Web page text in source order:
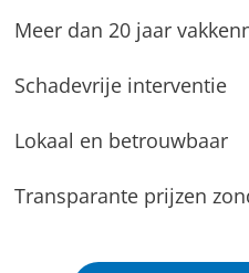
Meer dan 20 jaar
Schadevrije interventie
Lokaal en betrouwbaar
Transparante prijzen